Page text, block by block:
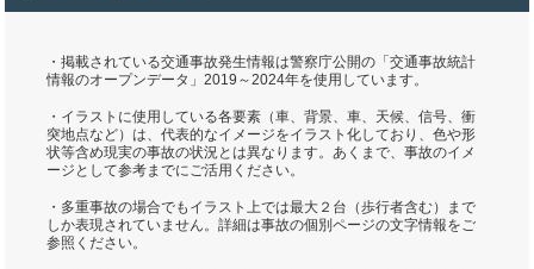
・掲載されている交通事故発生情報は警察庁公開の「交通事故統計
情報のオープンデータ」2019～2024年を使用しています。
・イラストに使用している各要素（車、背景、車、天候、信号、衝
突地点など）は、代表的なイメージをイラスト化しており、色や形
状等含め現実の事故の状況とは異なります。あくまで、事故のイメ
ージとして参考までにご活用ください。
・多重事故の場合でもイラスト上では最大２台（歩行者含む）まで
しか表現されていません。詳細は事故の個別ページの文字情報をご
参照ください。